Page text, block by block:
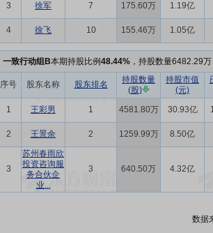
3 徐军 7 175.60万 1.19亿
4 徐飞 10 155.46万 1.05亿
一致行动组B本期持股比例48.44% ，持股数量6482.29万
序号 股东名称 股东排名
持股数量
(股)
持股市值
(元)
1 王彩男 1 4581.80万 30.93亿
2 王景余 2 1259.99万 8.50亿
3
苏州春雨欣
投资咨询服
务合伙企
业...
3 640.50万 4.32亿
数据